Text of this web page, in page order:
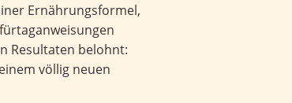
Ernährungsformel,
Resultaten belohnt:
völlig neuen